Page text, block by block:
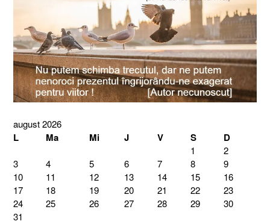
august 2026
L Ma Mi J V S D
1
2
3
4 5 6 7 8
9
10
11 12 13 14 15
16
17
18 19 20 21 22
23
24
25 26 27 28 29
30
31